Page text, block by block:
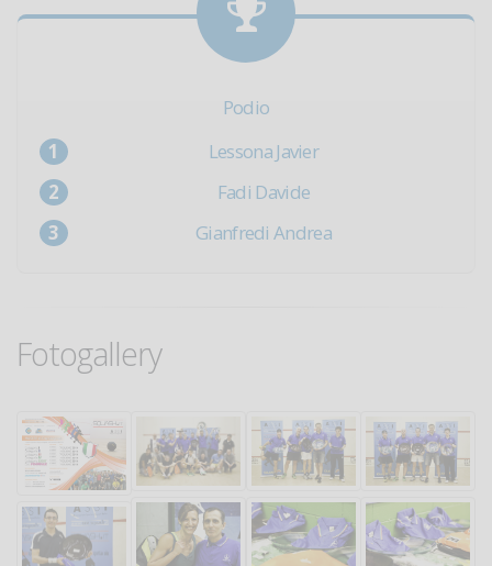
Podio
Lessona Javier
Fadi Davide
Gianfredi Andrea
Fotogallery